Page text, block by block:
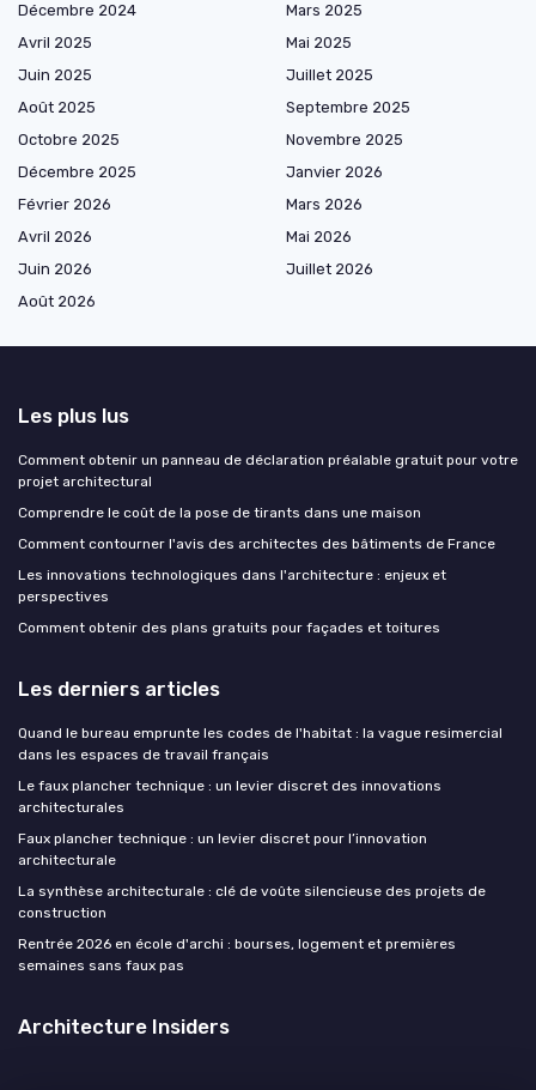
Décembre 2024
Mars 2025
Avril 2025
Mai 2025
Juin 2025
Juillet 2025
Août 2025
Septembre 2025
Octobre 2025
Novembre 2025
Décembre 2025
Janvier 2026
Février 2026
Mars 2026
Avril 2026
Mai 2026
Juin 2026
Juillet 2026
Août 2026
Les plus lus
Comment obtenir un panneau de déclaration préalable gratuit pour votre
projet architectural
Comprendre le coût de la pose de tirants dans une maison
Comment contourner l'avis des architectes des bâtiments de France
Les innovations technologiques dans l'architecture : enjeux et
perspectives
Comment obtenir des plans gratuits pour façades et toitures
Les derniers articles
Quand le bureau emprunte les codes de l'habitat : la vague resimercial
dans les espaces de travail français
Le faux plancher technique : un levier discret des innovations
architecturales
Faux plancher technique : un levier discret pour l’innovation
architecturale
La synthèse architecturale : clé de voûte silencieuse des projets de
construction
Rentrée 2026 en école d'archi : bourses, logement et premières
semaines sans faux pas
Architecture Insiders